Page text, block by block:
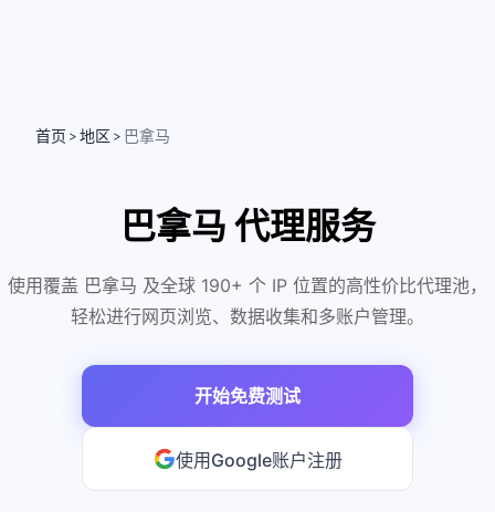
首页 > 地区 > 巴拿马
巴拿马 代理服务
使用覆盖 巴拿马 及全球 190+ 个 IP 位置的高性价比代理池，
轻松进行网页浏览、数据收集和多账户管理。
开始免费测试
使用Google账户注册